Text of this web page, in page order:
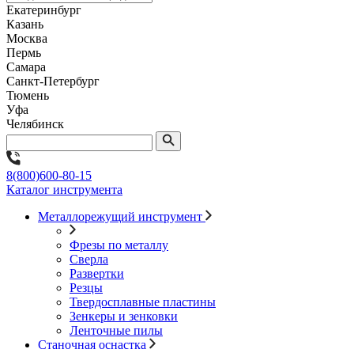
Екатеринбург
Казань
Москва
Пермь
Самара
Санкт-Петербург
Тюмень
Уфа
Челябинск
8(800)600-80-15
Каталог инструмента
Металлорежущий инструмент
Фрезы по металлу
Сверла
Развертки
Резцы
Твердосплавные пластины
Зенкеры и зенковки
Ленточные пилы
Станочная оснастка